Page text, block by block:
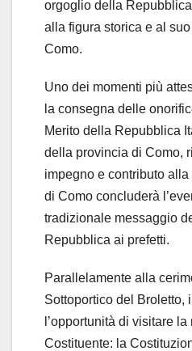
orgoglio della
alla figura storica e al
Como.
Uno dei momenti più
la consegna delle
Merito della Repubblica
della provincia di Como,
impegno e contributo
di Como concluderà
tradizionale messaggio
Repubblica ai prefetti.
Parallelamente alla
Sottoportico del Broletto,
l’opportunità di visitare la
Costituente: la